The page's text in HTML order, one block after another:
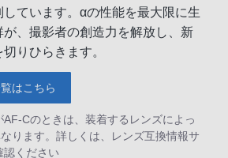
ています。αの性能を最大限に生
、撮影者の創造力を解放し、新
りひらきます。
はこちら
AF-Cのときは、装着するレンズによっ
ります。詳しくは、
レンズ互換情報サ
認ください